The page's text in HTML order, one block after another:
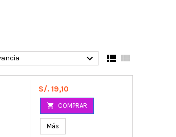
  
Precio
S/. 19,10
 COMPRAR
Más